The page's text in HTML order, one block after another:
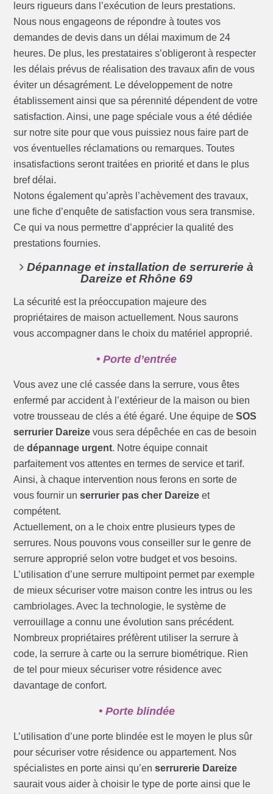
leurs rigueurs dans l’exécution de leurs prestations.
Nous nous engageons de répondre à toutes vos
demandes de devis dans un délai maximum de 24
heures. De plus, les prestataires s’obligeront à respecter
les délais prévus de réalisation des travaux afin de vous
éviter un désagrément. Le développement de notre
établissement ainsi que sa pérennité dépendent de votre
satisfaction. Ainsi, une page spéciale vous a été dédiée
sur notre site pour que vous puissiez nous faire part de
vos éventuelles réclamations ou remarques. Toutes
insatisfactions seront traitées en priorité et dans le plus
bref délai.
Notons également qu’après l’achèvement des travaux,
une fiche d’enquête de satisfaction vous sera transmise.
Ce qui va nous permettre d’apprécier la qualité des
prestations fournies.
Dépannage et installation de serrurerie à
Dareize et Rhône 69
La sécurité est la préoccupation majeure des
propriétaires de maison actuellement. Nous saurons
vous accompagner dans le choix du matériel approprié.
• Porte d’entrée
Vous avez une clé cassée dans la serrure, vous êtes
enfermé par accident à l’extérieur de la maison ou bien
votre trousseau de clés a été égaré. Une équipe deSOS
serrurier Dareize vous sera dépêchée en cas de besoin
dedépannage urgent. Notre équipe connait
parfaitement vos attentes en termes de service et tarif.
Ainsi, à chaque intervention nous ferons en sorte de
vous fournir unserrurier pas cher Dareize et
compétent.
Actuellement, on a le choix entre plusieurs types de
serrures. Nous pouvons vous conseiller sur le genre de
serrure approprié selon votre budget et vos besoins.
L’utilisation d’une serrure multipoint permet par exemple
de mieux sécuriser votre maison contre les intrus ou les
cambriolages. Avec la technologie, le système de
verrouillage a connu une évolution sans précédent.
Nombreux propriétaires préfèrent utiliser la serrure à
code, la serrure à carte ou la serrure biométrique. Rien
de tel pour mieux sécuriser votre résidence avec
davantage de confort.
• Porte blindée
L’utilisation d’une porte blindée est le moyen le plus sûr
pour sécuriser votre résidence ou appartement. Nos
spécialistes en porte ainsi qu’enserrurerie Dareize
saurait vous aider à choisir le type de porte ainsi que le